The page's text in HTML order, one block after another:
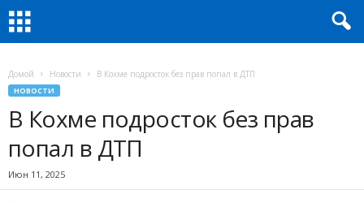
Домой Новости В Кохме подросток без прав попал в ДТП
НОВОСТИ
В Кохме подросток без прав
попал в ДТП
Июн 11, 2025